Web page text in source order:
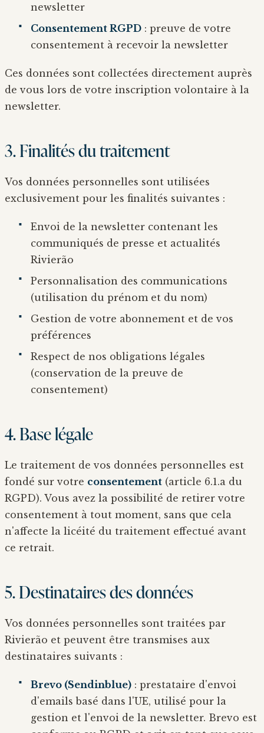
newsletter
Consentement RGPD : preuve de votre
consentement à recevoir la newsletter
Ces données sont collectées directement auprès
de vous lors de votre inscription volontaire à la
newsletter.
3. Finalités du traitement
Vos données personnelles sont utilisées
exclusivement pour les finalités suivantes :
Envoi de la newsletter contenant les
communiqués de presse et actualités
Rivierão
Personnalisation des communications
(utilisation du prénom et du nom)
Gestion de votre abonnement et de vos
préférences
Respect de nos obligations légales
(conservation de la preuve de
consentement)
4. Base légale
Le traitement de vos données personnelles est
fondé sur votre consentement (article 6.1.a du
RGPD). Vous avez la possibilité de retirer votre
consentement à tout moment, sans que cela
n'affecte la licéité du traitement effectué avant
ce retrait.
5. Destinataires des données
Vos données personnelles sont traitées par
Rivierão et peuvent être transmises aux
destinataires suivants :
Brevo (Sendinblue) : prestataire d'envoi
d'emails basé dans l'UE, utilisé pour la
gestion et l'envoi de la newsletter. Brevo est